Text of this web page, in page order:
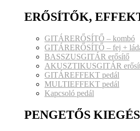
ERŐSÍTŐK,
GITÁRERŐSÍTŐ – kombó
GITÁRERŐSÍTŐ – fej +
BASSZUSGITÁR erősítő
AKUSZTIKUSGITÁR
GITÁREFFEKT pedál
MULTIEFFEKT pedál
Kapcsoló pedál
PENGETŐS